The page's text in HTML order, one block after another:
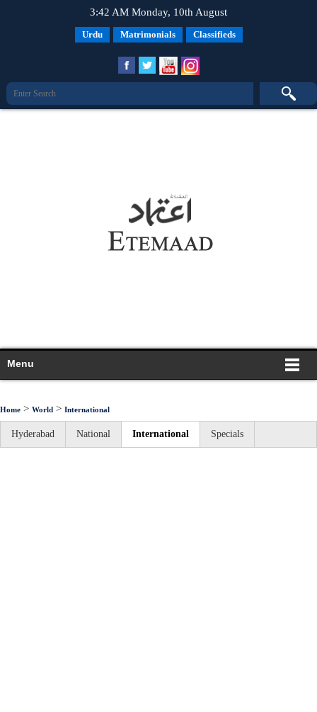
3:42 AM Monday, 10th August
Urdu Matrimonials Classifieds
Menu
Home > World > International
Hyderabad National International Specials